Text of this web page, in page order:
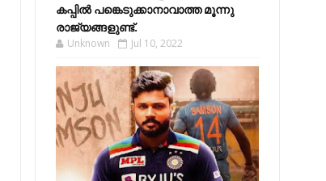
കപ്പില്‍ പങ്കെടുക്കാനാവാത്ത മൂന്നു
രാജ്യങ്ങളുണ്ട്.
Unknown Jul 10, 2022